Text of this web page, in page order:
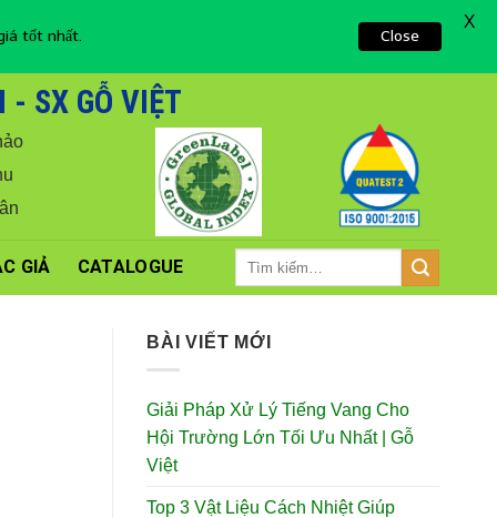
- SX GỖ VIỆT
GIẢ CATALOGUE
BÀI VIẾT MỚI
Giải Pháp Xử Lý Tiếng Vang Cho
Hội Trường Lớn Tối Ưu Nhất | Gỗ
Việt
Top 3 Vật Liệu Cách Nhiệt Giúp
tốt nhất. Close
X